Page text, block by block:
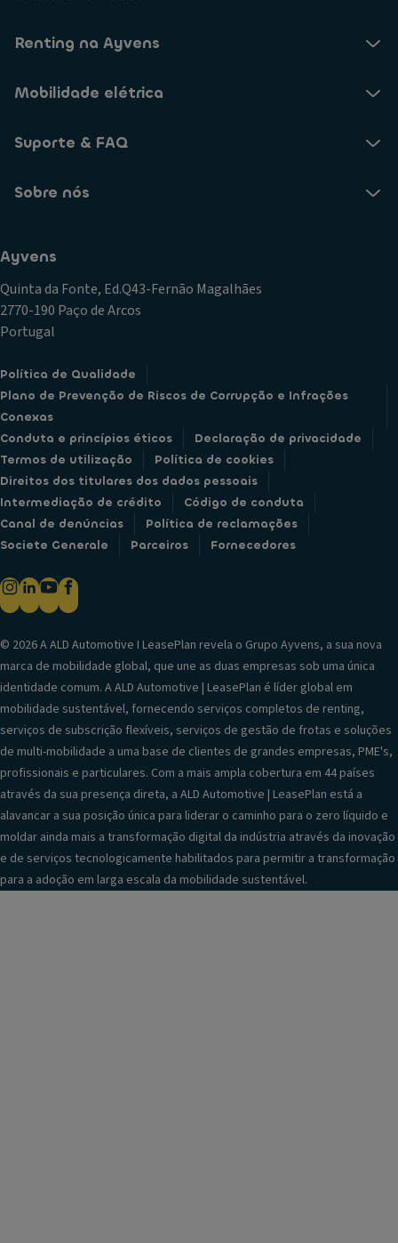
Renting na Ayvens
Mobilidade elétrica
Suporte & FAQ
Sobre nós
Ayvens
Quinta da Fonte, Ed.Q43-Fernão Magalhães
2770-190 Paço de Arcos
Portugal
Política de Qualidade
Plano de Prevenção de Riscos de Corrupção e Infrações
Conexas
Conduta e princípios éticos
Declaração de privacidade
Termos de utilização
Política de cookies
Direitos dos titulares dos dados pessoais
Intermediação de crédito
Código de conduta
Canal de denúncias
Política de reclamações
Societe Generale
Parceiros Fornecedores
© 2026 A ALD Automotive I LeasePlan revela o Grupo Ayvens, a sua nova
marca de mobilidade global, que une as duas empresas sob uma única
identidade comum. A ALD Automotive | LeasePlan é líder global em
mobilidade sustentável, fornecendo serviços completos de renting,
serviços de subscrição flexíveis, serviços de gestão de frotas e soluções
de multi-mobilidade a uma base de clientes de grandes empresas, PME's,
profissionais e particulares. Com a mais ampla cobertura em 44 países
através da sua presença direta, a ALD Automotive | LeasePlan está a
alavancar a sua posição única para liderar o caminho para o zero líquido e
moldar ainda mais a transformação digital da indústria através da inovação
e de serviços tecnologicamente habilitados para permitir a transformação
para a adoção em larga escala da mobilidade sustentável.